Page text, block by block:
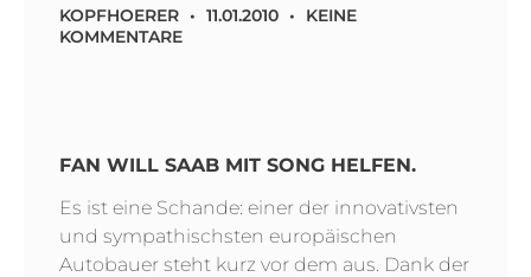
KOPFHOERER 11.01.2010
KEINE
KOMMENTARE
FAN WILL SAAB MIT SONG HELFEN.
Es ist eine Schande: einer der innovativsten
und sympathischsten europäischen
Autobauer steht kurz vor dem aus. Dank der